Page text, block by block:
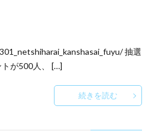
抽選
が500人、 […]
続きを読む